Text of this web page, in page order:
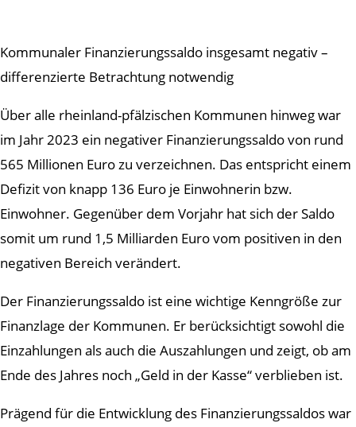
Kommunaler Finanzierungssaldo insgesamt negativ –
differenzierte Betrachtung notwendig
Über alle rheinland-pfälzischen Kommunen hinweg war
im Jahr 2023 ein negativer Finanzierungssaldo von rund
565 Millionen Euro zu verzeichnen. Das entspricht einem
Defizit von knapp 136 Euro je Einwohnerin bzw.
Einwohner. Gegenüber dem Vorjahr hat sich der Saldo
somit um rund 1,5 Milliarden Euro vom positiven in den
negativen Bereich verändert.
Der Finanzierungssaldo ist eine wichtige Kenngröße zur
Finanzlage der Kommunen. Er berücksichtigt sowohl die
Einzahlungen als auch die Auszahlungen und zeigt, ob am
Ende des Jahres noch „Geld in der Kasse“ verblieben ist.
Prägend für die Entwicklung des Finanzierungssaldos war